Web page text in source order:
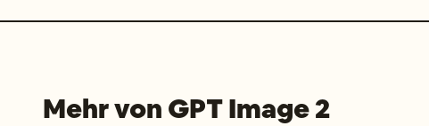
Mehr von GPT Image 2